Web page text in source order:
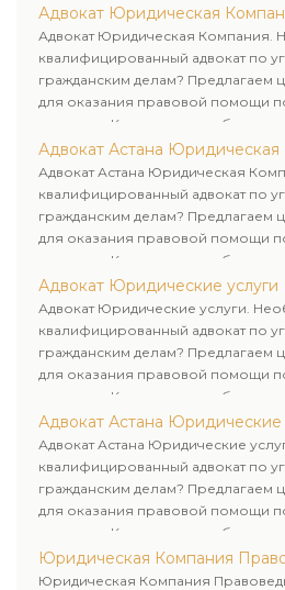
юридических лиц.
клиенту.
Адвокат Юридическая
Адвокат Юридическая Компания.
квалифицированный адвокат по
гражданским делам? Предлагаем
для оказания правовой помощи
клиентам. Комплексное
юридических лиц.
клиенту.
Адвокат Астана Юридическая
Адвокат Астана Юридическая
квалифицированный адвокат по
гражданским делам? Предлагаем
для оказания правовой помощи
клиентам. Комплексное
юридических лиц.
клиенту.
Адвокат Юридические услуги
Адвокат Юридические услуги.
квалифицированный адвокат по
гражданским делам? Предлагаем
для оказания правовой помощи
клиентам. Комплексное
юридических лиц.
клиенту.
Адвокат Астана Юридические
Адвокат Астана Юридические
квалифицированный адвокат по
гражданским делам? Предлагаем
для оказания правовой помощи
клиентам. Комплексное
юридических лиц.
клиенту.
Юридическая Компания
Юридическая Компания